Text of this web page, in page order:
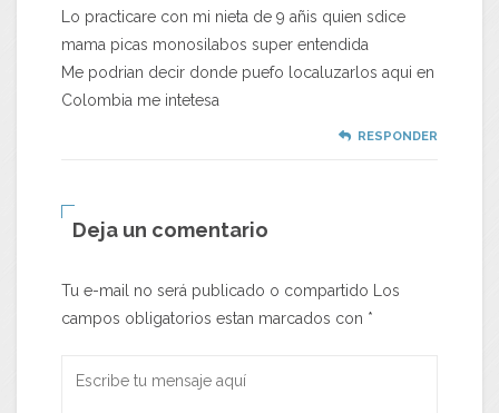
Lo practicare con mi nieta de 9 añis quien sdice
mama picas monosilabos super entendida
Me podrian decir donde puefo localuzarlos aqui en
Colombia me intetesa
RESPONDER
Deja un comentario
Tu e-mail no será publicado o compartido Los
campos obligatorios estan marcados con *